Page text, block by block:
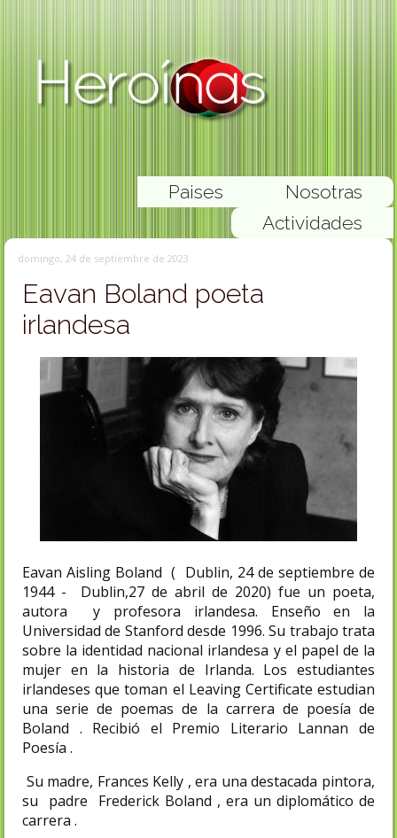
Nosotras
Paises
Actividades
domingo, 24 de septiembre de 2023
Eavan Boland poeta
irlandesa
Eavan Aisling Boland ( Dublin, 24 de septiembre de
1944 - Dublin,27 de abril de 2020) fue un poeta,
autora y profesora irlandesa. Enseño en la
Universidad de Stanford desde 1996. Su trabajo trata
sobre la identidad nacional irlandesa y el papel de la
mujer en la historia de Irlanda. Los estudiantes
irlandeses que toman el Leaving Certificate estudian
una serie de poemas de la carrera de poesía de
Boland . Recibió el Premio Literario Lannan de
Poesía .
Su madre, Frances Kelly , era una destacada pintora,
su padre Frederick Boland , era un diplomático de
carrera .